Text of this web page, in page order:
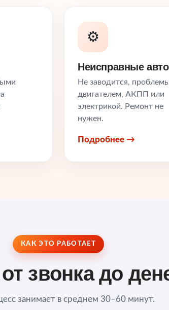
⚙️
Неисправные авто
Не заводится,
двигателем, АКПП или
электрикой. Ремонт не
нужен.
Подробнее →
КАК ЭТО РАБОТАЕТ
звонка до
занимает в среднем 30–60 минут.